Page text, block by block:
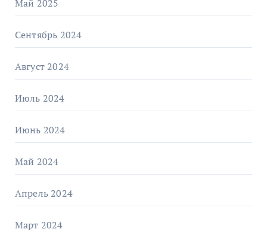
Май 2025
Сентябрь 2024
Август 2024
Июль 2024
Июнь 2024
Май 2024
Апрель 2024
Март 2024